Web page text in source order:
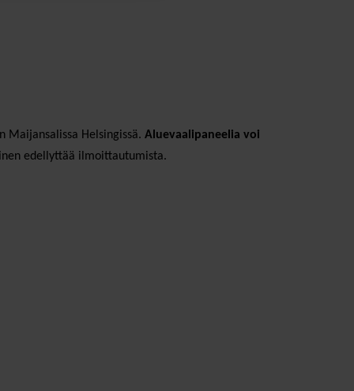
Maijansalissa Helsingissä. Aluevaalipaneelia voi
edellyttää ilmoittautumista.